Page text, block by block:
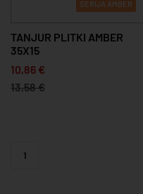
SERIJA AMBER
TANJUR PLITKI AMBER
35X15
10,86 €
13,58 €
1